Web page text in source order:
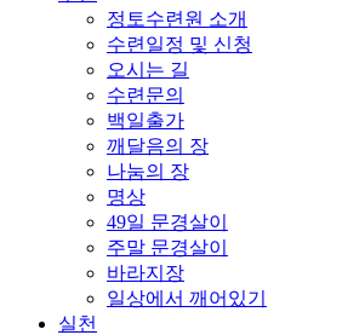
정토수련원 소개
수련일정 및 신청
오시는 길
수련문의
백일출가
깨달음의 장
나눔의 장
명상
49일 문경살이
주말 문경살이
바라지장
일상에서 깨어있기
실천